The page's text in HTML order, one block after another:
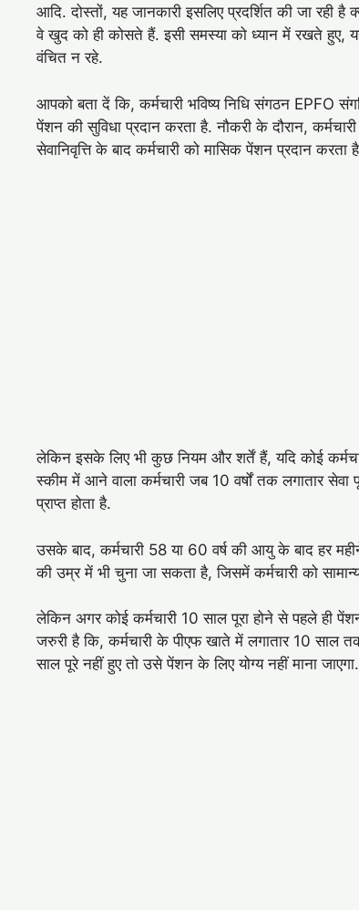
आदि. दोस्तों, यह जानकारी इसलिए प्रदर्शित की जा रही
वे खुद को ही कोसते हैं. इसी समस्या को ध्यान में रखते हुए,
वंचित न रहे.
आपको बता दें कि, कर्मचारी भविष्‍य निधि संगठन EPFO
पेंशन की सुविधा प्रदान करता है. नौकरी के दौरान,
सेवानिवृत्ति के बाद कर्मचारी को मासिक पेंशन प्रदान करता
लेकिन इसके लिए भी कुछ नियम और शर्तें हैं, यदि कोई
स्‍कीम में आने वाला कर्मचारी जब 10 वर्षों तक लगातार
प्राप्त होता है.
उसके बाद, कर्मचारी 58 या 60 वर्ष की आयु के बाद हर
की उम्र में भी चुना जा सकता है, जिसमें कर्मचारी को
लेकिन अगर कोई कर्मचारी 10 साल पूरा होने से पहले ही
जरुरी है कि, कर्मचारी के पीएफ खाते में लगातार 10 साल
साल पूरे नहीं हुए तो उसे पेंशन के लिए योग्य नहीं माना जाएगा.